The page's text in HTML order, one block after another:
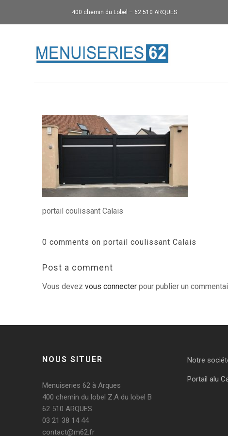
400 chemin du Lobel – 62 510 ARQUES
portail coulissant Calais
0 comments on portail coulissant Calais
Post a comment
Vous devezvous connecter pour publier un
NOUS SITUER
Menuiseries 62 à Arques
400 chemin du lobel Z.A du lobel B
62 510 ARQUES
03 21 38 14 44
contact@m62.fr
Notre
Portail alu